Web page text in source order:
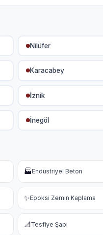
Nilüfer
Karacabey
İznik
İnegöl
🏭Endüstriyel Beton
✨Epoksi Zemin Kaplama
📐Tesfiye Şapı